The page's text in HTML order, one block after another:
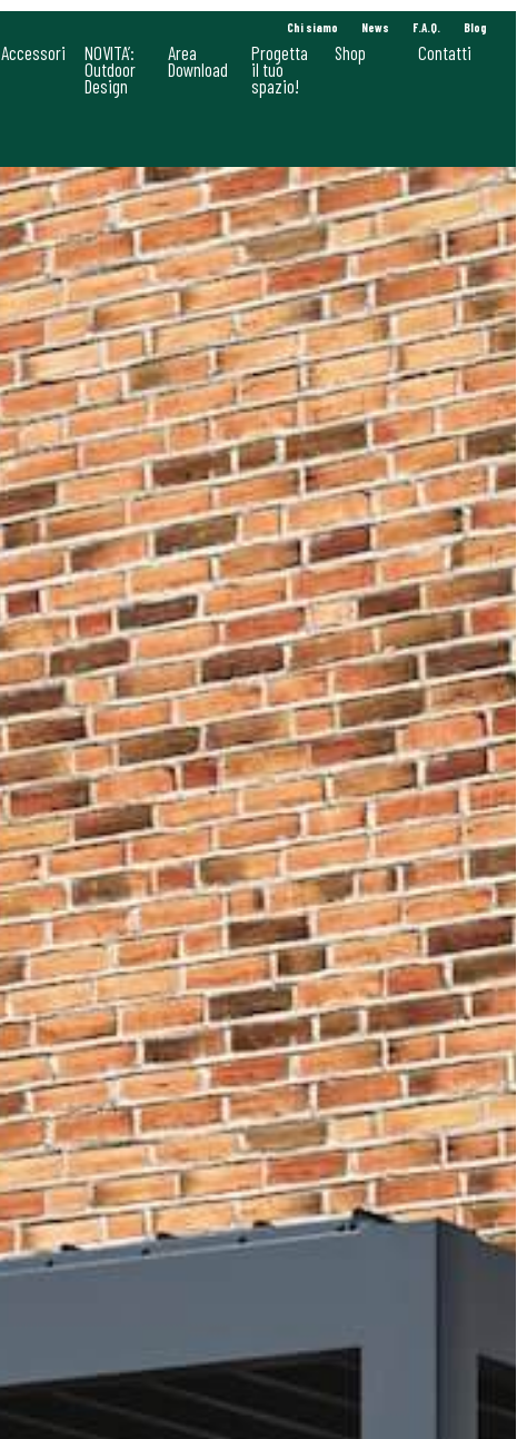
Chi siamo News F.A.Q. Blog
Accessori NOVITA’:
Outdoor
Design
Area
Download
Progetta
il tuo
spazio!
Shop Contatti